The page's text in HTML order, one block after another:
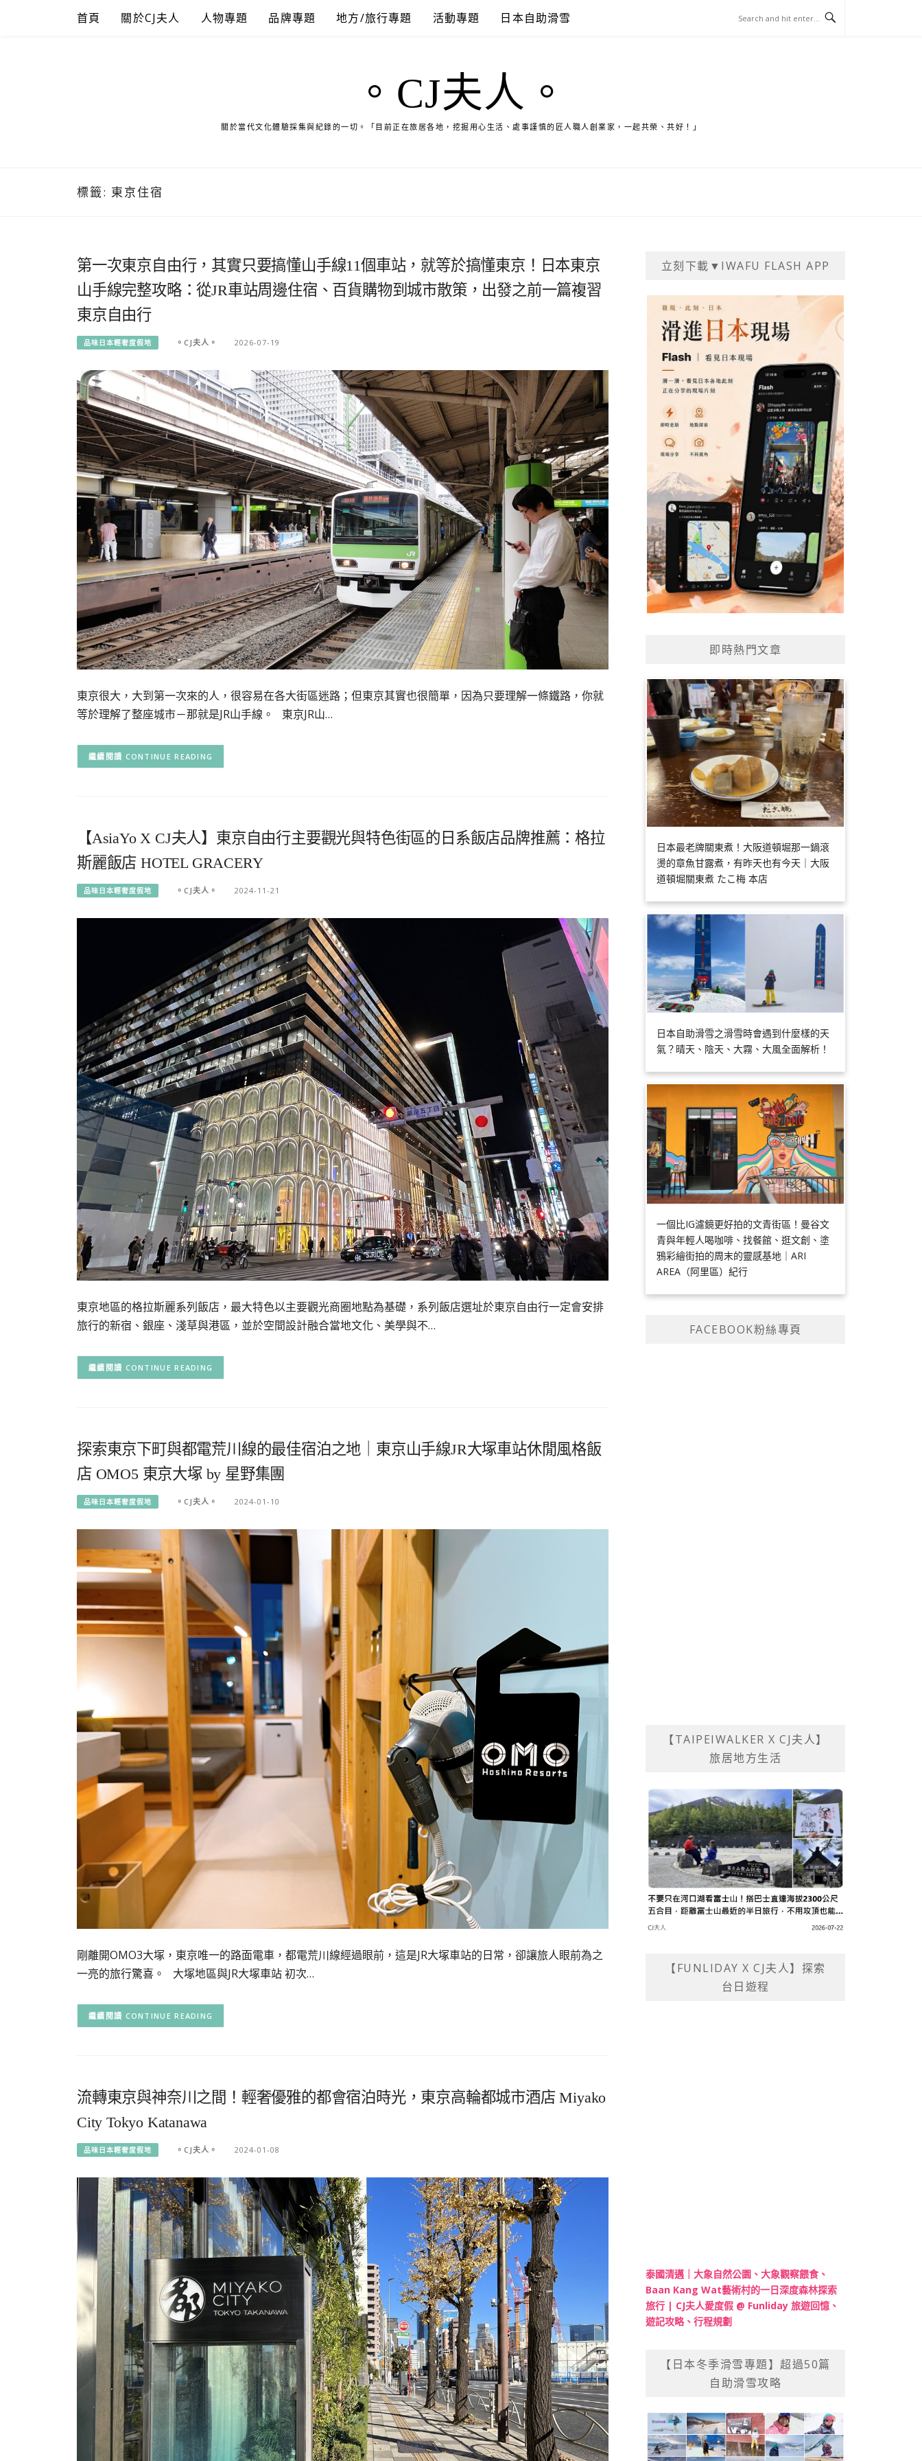
首頁 關於CJ夫人 人物專題 品牌專題 地方/旅行專題 活動專題 日本自助滑雪
。CJ夫人。
關於當代文化體驗採集與紀錄的一切。「目前正在旅居各地，挖掘用心生活、處事謹慎的匠人職人創業家，一起共榮、共好！」
標籤: 東京住宿
第一次東京自由行，其實只要搞懂山手線11個車站，就等於搞懂東京！日本東京
山手線完整攻略：從JR車站周邊住宿、百貨購物到城市散策，出發之前一篇複習
東京自由行
品味日本輕奢度假地 。CJ夫人。 2026-07-19
東京很大，大到第一次來的人，很容易在各大街區迷路；但東京其實也很簡單，因為只要理解一條鐵路，你就
等於理解了整座城市－那就是JR山手線。 東京JR山…
CONTINUE READING
【AsiaYo X CJ夫人】東京自由行主要觀光與特色街區的日系飯店品牌推薦：格拉
斯麗飯店 HOTEL GRACERY
品味日本輕奢度假地 。CJ夫人。 2024-11-21
東京地區的格拉斯麗系列飯店，最大特色以主要觀光商圈地點為基礎，系列飯店選址於東京自由行一定會安排
旅行的新宿、銀座、淺草與港區，並於空間設計融合當地文化、美學與不…
CONTINUE READING
探索東京下町與都電荒川線的最佳宿泊之地｜東京山手線JR大塚車站休閒風格飯
店 OMO5 東京大塚 by 星野集團
品味日本輕奢度假地 。CJ夫人。 2024-01-10
剛離開OMO3大塚，東京唯一的路面電車，都電荒川線經過眼前，這是JR大塚車站的日常，卻讓旅人眼前為之
一亮的旅行驚喜。 大塚地區與JR大塚車站 初次…
CONTINUE READING
流轉東京與神奈川之間！輕奢優雅的都會宿泊時光，東京高輪都城市酒店 Miyako
City Tokyo Katanawa
品味日本輕奢度假地 。CJ夫人。 2024-01-08
立刻下載▼IWAFU FLASH APP
即時熱門文章
日本最老牌關東煮！大阪道頓堀那一鍋滾
燙的章魚甘露煮，有昨天也有今天｜大阪
道頓堀關東煮 たこ梅 本店
日本自助滑雪之滑雪時會遇到什麼樣的天
氣？晴天、陰天、大霧、大風全面解析！
一個比IG濾鏡更好拍的文青街區！曼谷文
青與年輕人喝咖啡、找餐館、逛文創、塗
鴉彩繪街拍的周末的靈感基地｜ARI
AREA（阿里區）紀行
FACEBOOK粉絲專頁
【TAIPEIWALKER X CJ夫人】
旅居地方生活
【FUNLIDAY X CJ夫人】探索
台日遊程
泰國清邁｜大象自然公園、大象觀察餵食、
Baan Kang Wat藝術村的一日深度森林探索
旅行 | CJ夫人愛度假 @ Funliday 旅遊回憶、
遊記攻略、行程規劃
【日本冬季滑雪專題】超過50篇
自助滑雪攻略